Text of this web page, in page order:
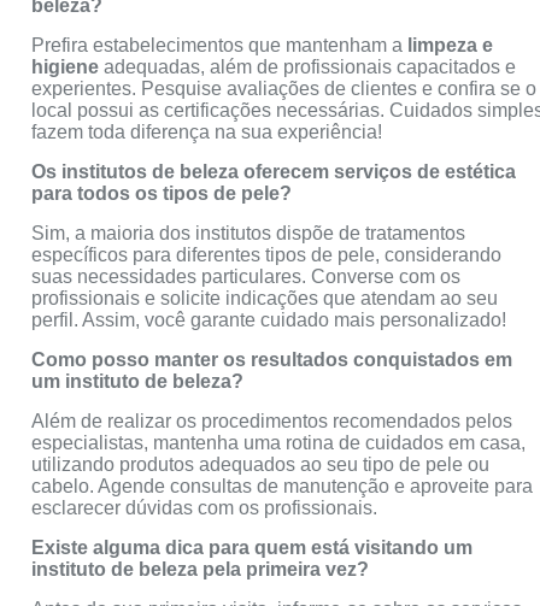
beleza?
Prefira estabelecimentos que mantenham a limpeza e
higiene adequadas, além de profissionais capacitados e
experientes. Pesquise avaliações de clientes e confira se o
local possui as certificações necessárias. Cuidados
fazem toda diferença na sua experiência!
Os institutos de beleza oferecem serviços de estética
para todos os tipos de pele?
Sim, a maioria dos institutos dispõe de tratamentos
específicos para diferentes tipos de pele, considerando
suas necessidades particulares. Converse com os
profissionais e solicite indicações que atendam ao seu
perfil. Assim, você garante cuidado mais personalizado!
Como posso manter os resultados conquistados em
um instituto de beleza?
Além de realizar os procedimentos recomendados pelos
especialistas, mantenha uma rotina de cuidados em casa,
utilizando produtos adequados ao seu tipo de pele ou
cabelo. Agende consultas de manutenção e aproveite para
esclarecer dúvidas com os profissionais.
Existe alguma dica para quem está visitando um
instituto de beleza pela primeira vez?